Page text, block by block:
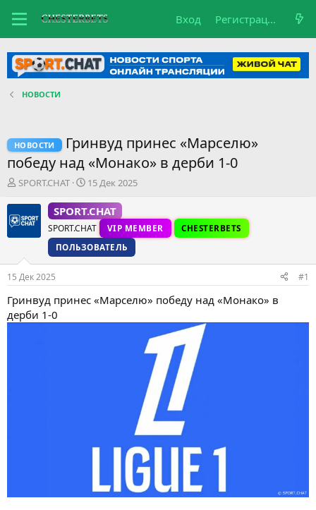
Вход Регистрация
НОВОСТИ
НОВОСТИ
Гринвуд принес «Марселю»
победу над «Монако» в дерби 1-0
А
т
о
е
м
ы
SPORT.CHAT
Д
т
а
н
а
ч
л
а
15 Дек 2025
SPORT.CHAT
SPORT.CHAT VIP MEMBER
CHESTERBETS
ПОЛЬЗОВАТЕЛЬ
15 Дек 2025 #1
Гринвуд принес «Марселю» победу над «Монако» в
дерби 1-0